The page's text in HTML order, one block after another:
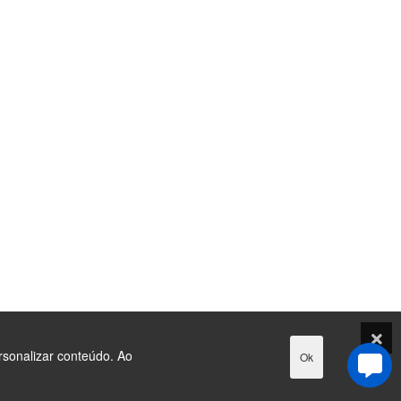
conteúdo. Ao Ok